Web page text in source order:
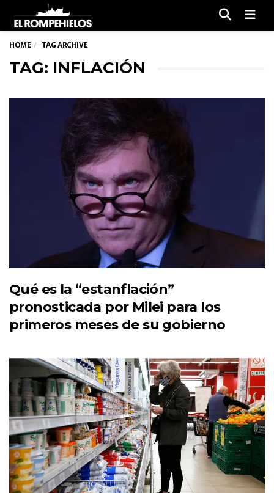
HOME TAG ARCHIVE
TAG: INFLACIÓN
Qué es la “estanflación”
pronosticada por Milei para los
primeros meses de su gobierno